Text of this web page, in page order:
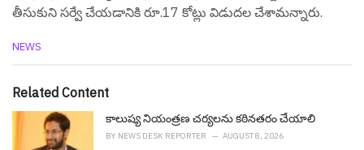
తీసుకుని సర్వే చేయడానికి రూ.17 కోట్లు విడుదల చేశామ‌న్నారు.
C
e
NEWS
Related Content
కాలుష్య నియంత్రణ చర్యలను కఠినతరం చేయాలి
BY NEWS DESK REPORTER AUGUST 8, 2026